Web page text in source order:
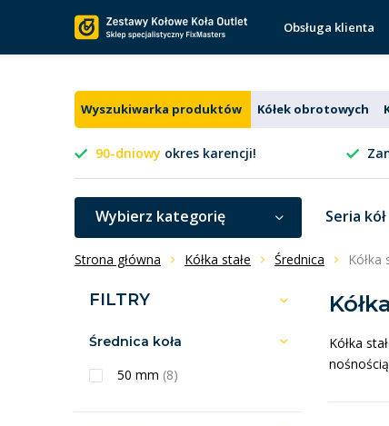
Obsługa klienta
Wyszukiwarka produktów Kółek obrotowych
90-dniowy okres karencji!
Wybierz kategorię Seria kół
Strona główna Kółka stałe Średnica Kółka
Kółka
FILTRY
Średnica koła
50 mm (8)